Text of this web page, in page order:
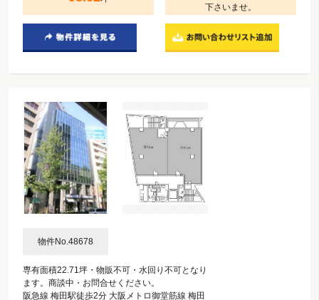
下さいませ。
物件No.48678
専有面積22.71坪・物販不可・水回り不可となり
ます。商談中・お問合せください。
阪急線 梅田駅徒歩2分 大阪メトロ御堂筋線 梅田